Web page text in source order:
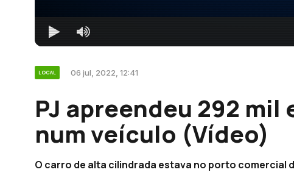
LOCAL 06 jul, 2022, 12:41
PJ apreendeu 292
num veículo (Vídeo)
O carro de alta cilindrada estava no porto comercial